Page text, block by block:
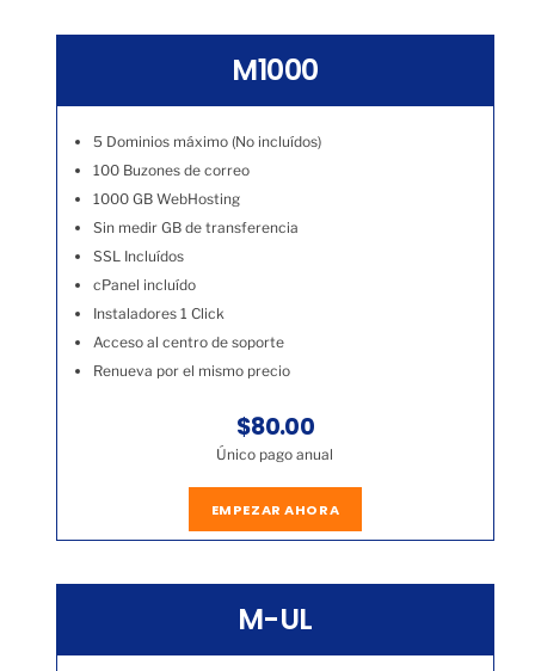
M1000
5 Dominios máximo (No incluídos)
100 Buzones de correo
1000 GB WebHosting
Sin medir GB de transferencia
SSL Incluídos
cPanel incluído
Instaladores 1 Click
Acceso al centro de soporte
Renueva por el mismo precio
$80.00
Único pago anual
EMPEZAR AHORA
M-UL